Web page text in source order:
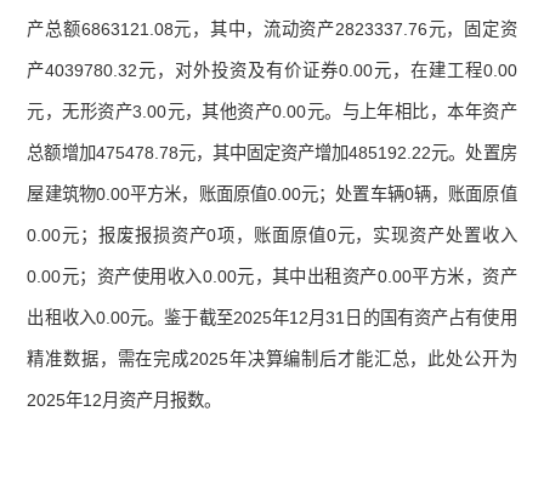
产总额6863121.08元，其中，流动资产2823337.76元，固定资
产4039780.32元，对外投资及有价证券0.00元，在建工程0.00
元，无形资产3.00元，其他资产0.00元。与上年相比，本年资产
总额增加475478.78元，其中固定资产增加485192.22元。处置房
屋建筑物0.00平方米，账面原值0.00元；处置车辆0辆，账面原值
0.00元；报废报损资产0项，账面原值0元，实现资产处置收入
0.00元；资产使用收入0.00元，其中出租资产0.00平方米，资产
出租收入0.00元。鉴于截至2025年12月31日的国有资产占有使用
精准数据，需在完成2025年决算编制后才能汇总，此处公开为
2025年12月资产月报数。